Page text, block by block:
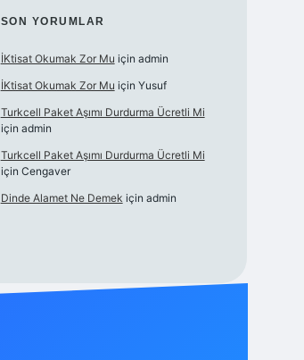
SON YORUMLAR
İKtisat Okumak Zor Mu için admin
İKtisat Okumak Zor Mu için Yusuf
Turkcell Paket Aşımı Durdurma Ücretli Mi
için admin
Turkcell Paket Aşımı Durdurma Ücretli Mi
için Cengaver
Dinde Alamet Ne Demek için admin